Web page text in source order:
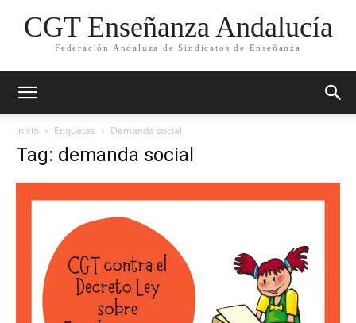
CGT Enseñanza Andalucía
Federación Andaluza de Sindicatos de Enseñanza
Inicio Etiquetas Demanda social
Tag: demanda social